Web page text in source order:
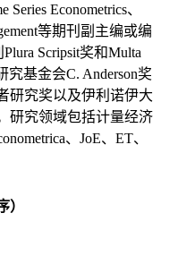
Econometrics、
等期刊副主编或编
Scripsit奖和Multa
究基金会C. Anderson奖
研究奖以及伊利诺伊大
研究领域包括计量经济
、JoE、ET、
）